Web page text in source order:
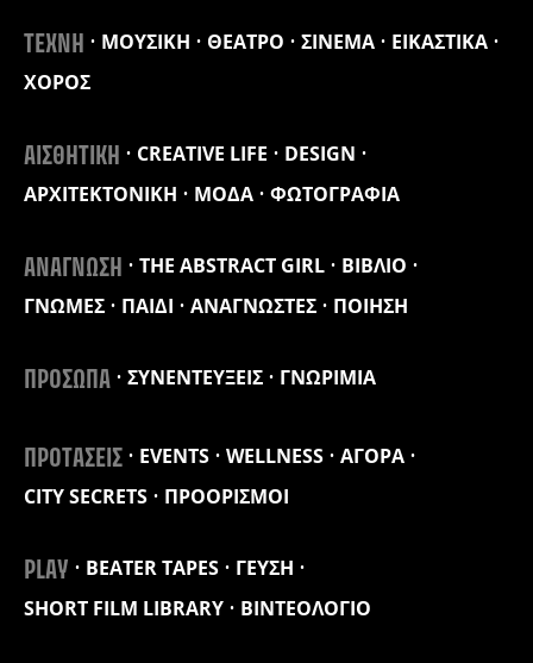
ΤΕΧΝΗ ΜΟΥΣΙΚΗ ΘΕΑΤΡΟ ΣΙΝΕΜΑ
ΕΙΚΑΣΤΙΚΑ
ΧΟΡΟΣ
ΑΙΣΘΗΤΙΚΗ CREATIVE LIFE
DESIGN
ΑΡΧΙΤΕΚΤΟΝΙΚΗ
ΜΟΔΑ ΦΩΤΟΓΡΑΦΙΑ
ΑΝΑΓΝΩΣΗ THE ABSTRACT GIRL
ΒΙΒΛΙΟ
ΓΝΩΜΕΣ
ΠΑΙΔΙ ΑΝΑΓΝΩΣΤΕΣ ΠΟΙΗΣΗ
ΠΡΟΣΩΠΑ ΣΥΝΕΝΤΕΥΞΕΙΣ ΓΝΩΡΙΜΙΑ
ΠΡΟΤΑΣΕΙΣ EVENTS WELLNESS
ΑΓΟΡΑ
CITY SECRETS
ΠΡΟΟΡΙΣΜΟΙ
PLAY BEATER TAPES
ΓΕΥΣΗ
SHORT FILM LIBRARY
ΒΙΝΤΕΟΛΟΓΙΟ